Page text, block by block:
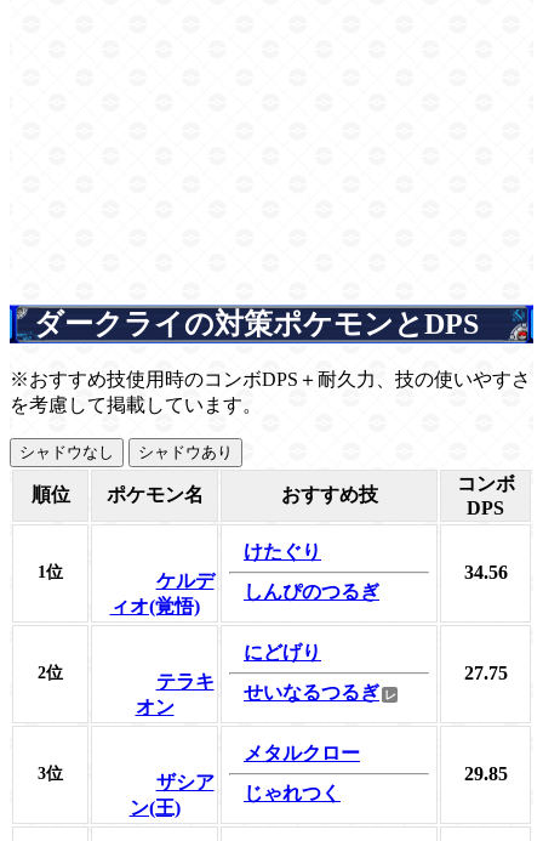
ダークライの対策ポケモンとDPS
※おすすめ技使用時のコンボDPS＋耐久力、技の使いやすさ
を考慮して掲載しています。
シャドウなし シャドウあり
順位 ポケモン名 おすすめ技
コンボ
DPS
1位
ケルデ
ィオ(覚悟)
けたぐり
しんぴのつるぎ
34.56
2位
テラキ
オン
にどげり
せいなるつるぎ
27.75
3位
ザシア
ン(王)
メタルクロー
じゃれつく
29.85